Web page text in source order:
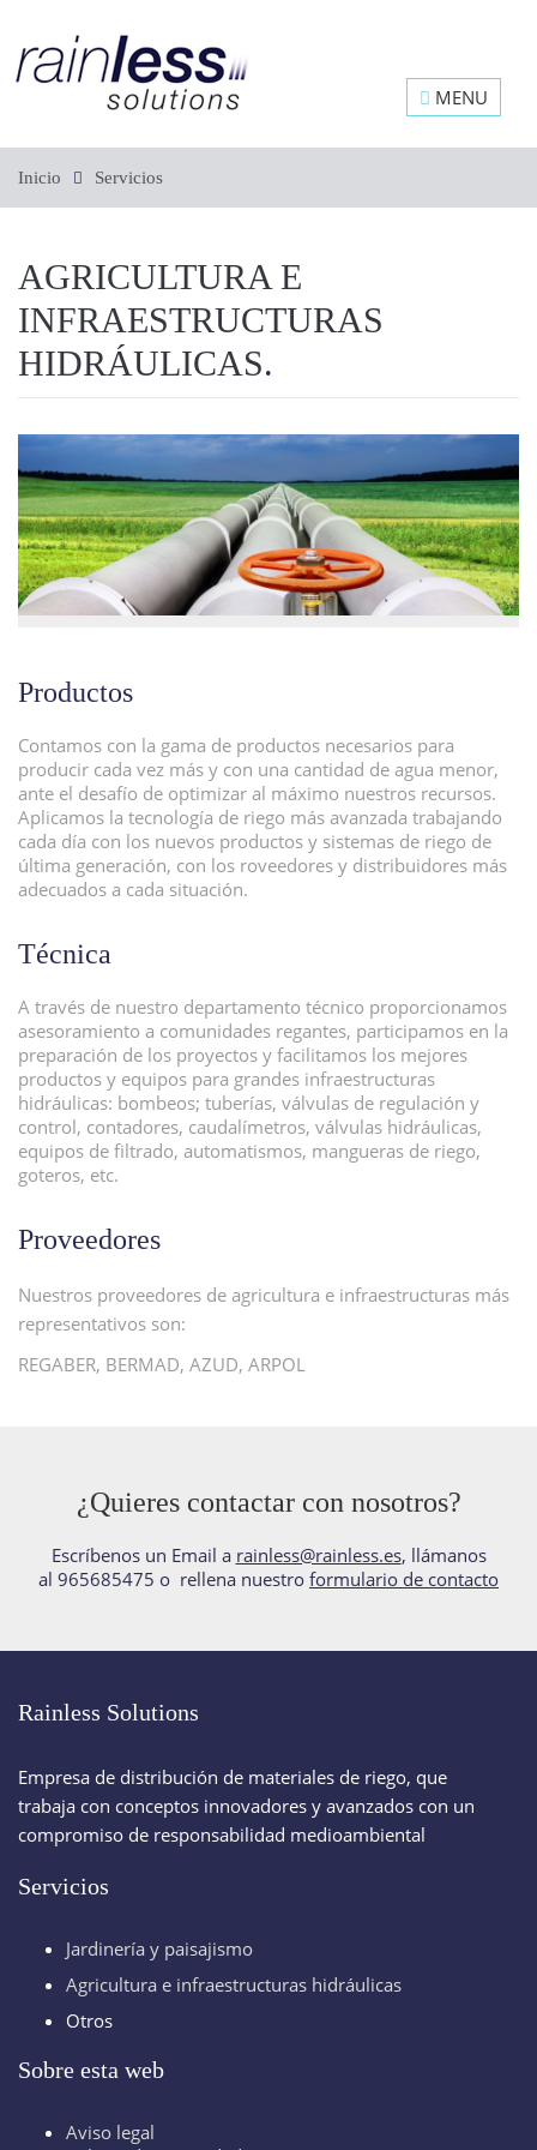
INICIO
NOSOTROS
JARDINERÍA Y PAISAJISMO
AGRICULTURA E INFRAESTRUCTURAS HIDRÁULICAS
NOTICIAS
CONTACTO
Inicio Servicios
AGRICULTURA E
INFRAESTRUCTURAS
HIDRÁULICAS
Productos
Contamos con la gama de productos necesarios para
producir cada vez más y con una cantidad de agua menor,
ante el desafío de optimizar al máximo nuestros recursos.
Aplicamos la tecnología de riego más avanzada trabajando
cada día con los nuevos productos y sistemas de riego de
última generación, con los roveedores y distribuidores más
adecuados a cada situación.
Técnica
A través de nuestro departamento técnico proporcionamos
asesoramiento a comunidades regantes, participamos en la
preparación de los proyectos y facilitamos los mejores
productos y equipos para grandes infraestructuras
hidráulicas: bombeos; tuberías, válvulas de regulación y
control, contadores, caudalímetros, válvulas hidráulicas,
equipos de filtrado, automatismos, mangueras de riego,
goteros, etc.
Proveedores
Nuestros proveedores de agricultura e infraestructuras más
representativos son:
REGABER, BERMAD, AZUD, ARPOL
¿Quieres contactar con nosotros?
Escríbenos un Email a rainless@rainless.es, llámanos
al 965685475 o rellena nuestro formulario de contacto
Rainless Solutions
Empresa de distribución de materiales de riego, que
trabaja con conceptos innovadores y avanzados con un
compromiso de responsabilidad medioambiental
Servicios
Jardinería y paisajismo
Agricultura e infraestructuras hidráulicas
Otros
Sobre esta web
Aviso legal